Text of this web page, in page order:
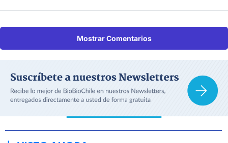
Mostrar Comentarios